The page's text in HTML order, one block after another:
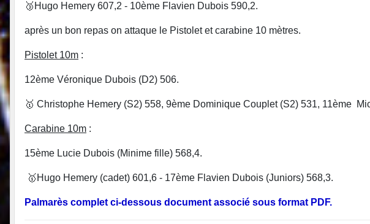
🥉Hugo Hemery 607,2 - 10ème Flavien Dubois 590,2.
après un bon repas on attaque le Pistolet et carabine 10 mètres.
Pistolet 10m :
12ème Véronique Dubois (D2) 506.
🥇 Christophe Hemery (S2) 558, 9ème Dominique Couplet (S2) 531, 11ème
Carabine 10m :
15ème Lucie Dubois (Minime fille) 568,4.
🥇Hugo Hemery (cadet) 601,6 - 17ème Flavien Dubois (Juniors) 568,3.
Palmarès complet ci-dessous document associé sous format PDF.